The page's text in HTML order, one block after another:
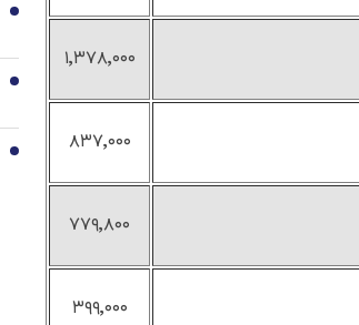
۱٬۳۷۸٬۰۰۰
۸۳۷٬۰۰۰
۷۷۹٬۸۰۰
۳۹۹٬۰۰۰
8
9
10